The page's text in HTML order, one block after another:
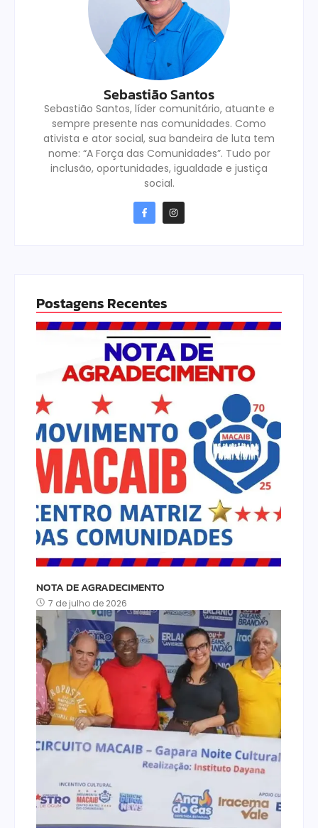
Sebastião Santos
Sebastião Santos, líder comunitário, atuante e
sempre presente nas comunidades. Como
ativista e ator social, sua bandeira de luta tem
nome: “A Força das Comunidades”. Tudo por
inclusão, oportunidades, igualdade e justiça
social.
Postagens Recentes
NOTA DE AGRADECIMENTO
7 de julho de 2026